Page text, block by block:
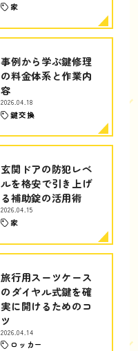
家
事例から学ぶ鍵修理
の料金体系と作業内
容
2026.04.18
鍵交換
玄関ドアの防犯レベ
ルを格安で引き上げ
る補助錠の活用術
2026.04.15
家
旅行用スーツケース
のダイヤル式鍵を確
実に開けるためのコ
ツ
2026.04.14
ロッカー